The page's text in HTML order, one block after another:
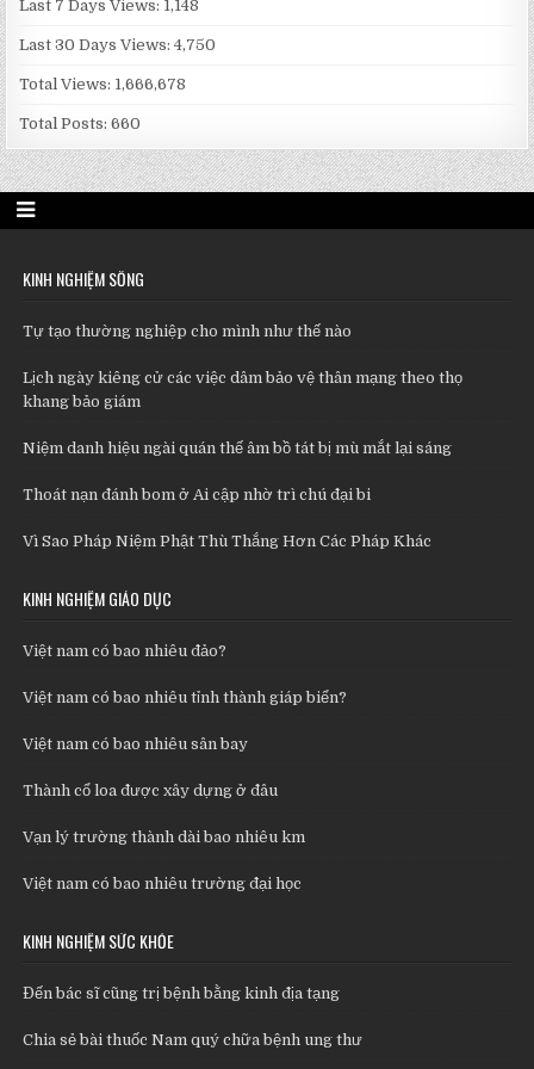
Last 7 Days Views: 1,148
Last 30 Days Views:4,750
Total Views: 1,666,678
Total Posts:660
KINH NGHIỆM SỐNG
Tự tạo thường nghiệp cho mình như thế nào
Lịch ngày kiêng cử các việc dâm bảo vệ thân mạng theo thọ
khang bảo giám
Niệm danh hiệu ngài quán thế âm bồ tát bị mù mắt lại sáng
Thoát nạn đánh bom ở Ai cập nhờ trì chú đại bi
Vì Sao Pháp Niệm Phật Thù Thắng Hơn Các Pháp Khác
KINH NGHIỆM GIÁO DỤC
Việt nam có bao nhiêu đảo?
Việt nam có bao nhiêu tỉnh thành giáp biển?
Việt nam có bao nhiêu sân bay
Thành cổ loa được xây dựng ở đâu
Vạn lý trường thành dài bao nhiêu km
Việt nam có bao nhiêu trường đại học
KINH NGHIỆM SỨC KHỎE
Đến bác sĩ cũng trị bệnh bằng kinh địa tạng
Chia sẻ bài thuốc Nam quý chữa bệnh ung thư